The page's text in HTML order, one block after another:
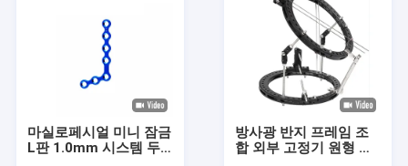
마실로페시얼 미니 잠금
L판 1.0mm 시스템 두
방사광 반지 프레임 조
합 외부 고정기 원형 설